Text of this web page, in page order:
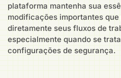
plataforma mantenha sua
modificações importantes
diretamente seus fluxos de
especialmente quando se
configurações de segurança.